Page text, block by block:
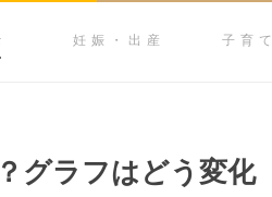
妊娠・出産 子育て
グラフはどう変化